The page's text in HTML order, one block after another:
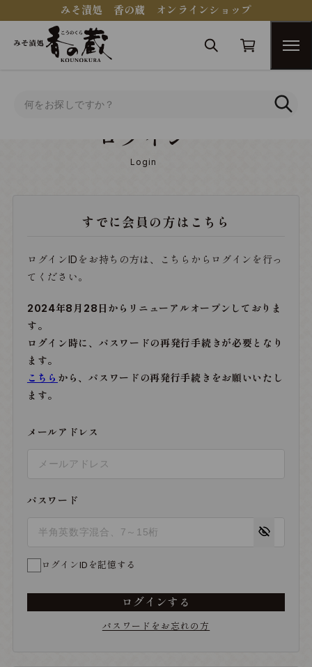
みそ漬処 香の蔵 オンラインショップ
ログイン
Login
すでに会員の方はこちら
ログインIDをお持ちの方は、こちらからログインを行っ
てください。
2024年8月28日からリニューアルオープンしておりま
す。
ログイン時に、パスワードの再発行手続きが必要となり
ます。
こちら から、パスワードの再発行手続きをお願いいたし
ます。
メールアドレス
パスワード
ログインIDを記憶する
ログインする
パスワードをお忘れの方